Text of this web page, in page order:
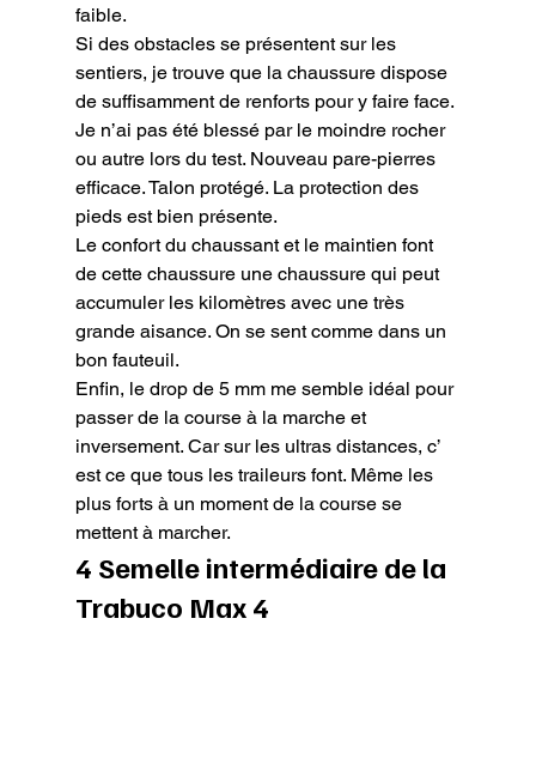
faible.
Si des obstacles se présentent sur les
sentiers, je trouve que la chaussure dispose
de suffisamment de renforts pour y faire face.
Je n’ai pas été blessé par le moindre rocher
ou autre lors du test. Nouveau pare-pierres
efficace. Talon protégé. La protection des
pieds est bien présente.
Le confort du chaussant et le maintien font
de cette chaussure une chaussure qui peut
accumuler les kilomètres avec une très
grande aisance. On se sent comme dans un
bon fauteuil.
Enfin, le drop de 5 mm me semble idéal pour
passer de la course à la marche et
inversement. Car sur les ultras distances, c’
est ce que tous les traileurs font. Même les
plus forts à un moment de la course se
mettent à marcher.
4 Semelle intermédiaire de la
Trabuco Max 4